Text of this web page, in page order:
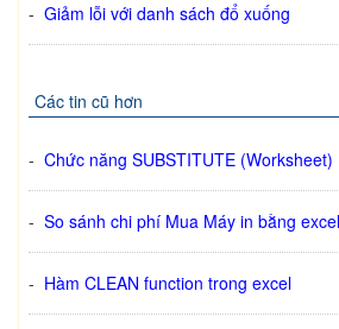
- Giảm lỗi với danh sách đổ xuống
Các tin cũ hơn
- Chức năng SUBSTITUTE (Worksheet)
- So sánh chi phí Mua Máy in bằng excel
- Hàm CLEAN function trong excel